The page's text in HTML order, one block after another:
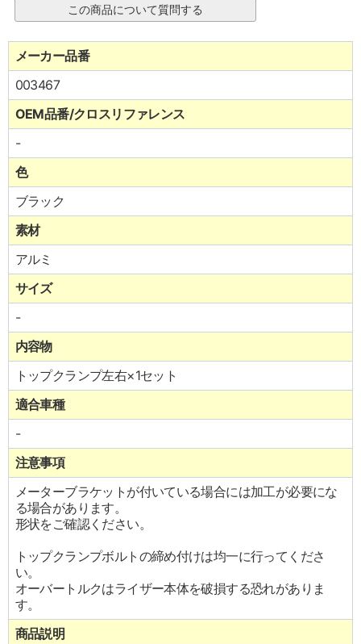
メーカー品番
003467
OEM品番/クロスリファレンス
-
色
ブラック
素材
アルミ
サイズ
-
内容物
トップクランプ左右×1セット
適合車種
-
注意事項
メーターブラケットが付いている場合には加工が必要にな
る場合があります。
形状をご確認ください。
トップクランプボルトの締め付けは均一に行ってくださ
い。
オーバートルクはライザー本体を破損する恐れがありま
す。
商品説明